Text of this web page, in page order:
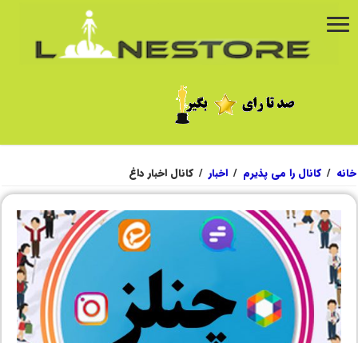
خانه / کانال را می پذیرم / اخبار / کانال اخبار داغ